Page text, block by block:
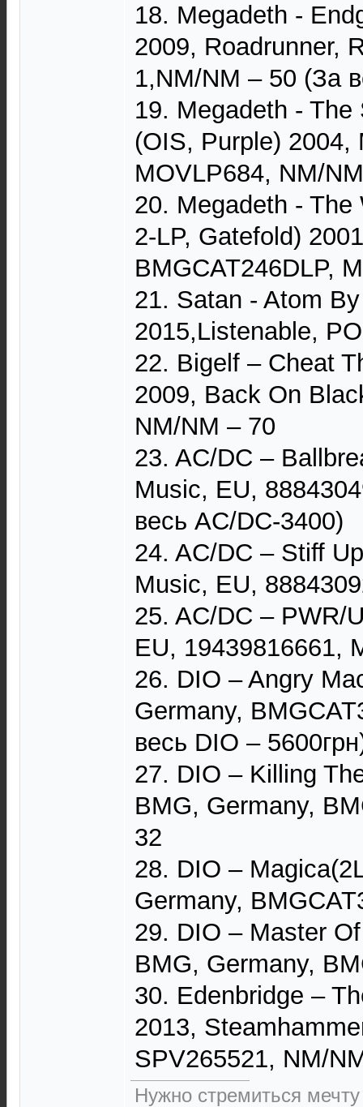
18. Megadeth -
2009, Roadrunner,
1,NM/NM – 50 (За
19. Megadeth -
(OIS, Purple) 2004,
MOVLP684, NM/
20. Megadeth - The
2-LP, Gatefold)
BMGCAT246DLP,
21. Satan - Atom
2015,Listenable,
22. Bigelf – Cheat
2009, Back On
NM/NM – 70
23. AC/DC –
Music, EU,
весь AC/DC-3400)
24. AC/DC – Stiff
Music, EU,
25. AC/DC – PWR/
EU, 19439816661,
26. DIO – Angry
Germany,
весь DIO –
27. DIO – Killing
BMG, Germany,
32
28. DIO –
Germany,
29. DIO – Master
BMG, Germany,
30. Edenbridge –
2013,
SPV265521, NM/
Нужно стремиться